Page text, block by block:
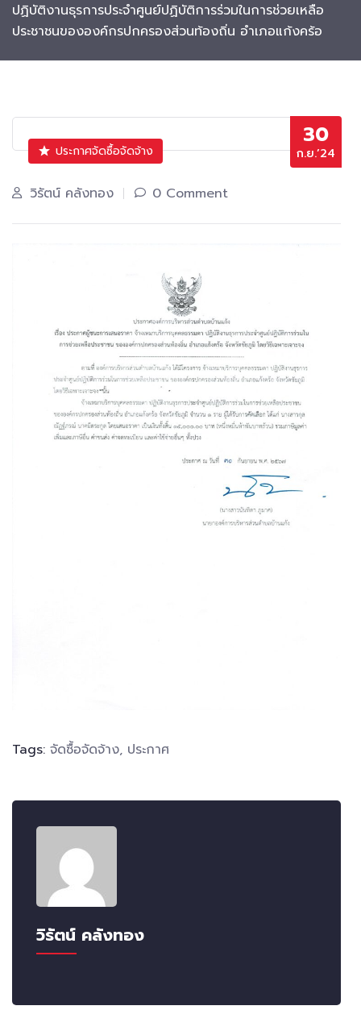
ปฏิบัติงานธุรการประจำศูนย์ปฏิบัติการร่วมในการช่วยเหลือ
ประชาชนขององค์กรปกครองส่วนท้องถิ่น อำเภอแก้งคร้อ
30
ก.ย.’24
ประกาศจัดซื้อจัดจ้าง
วิรัตน์ คลังทอง 0 Comment
Tags: จัดซื้อจัดจ้าง, ประกาศ
วิรัตน์ คลังทอง